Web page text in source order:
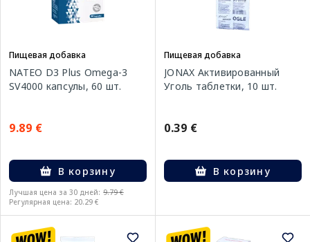
Пищевая добавка
NATEO D3 Plus Omega-3
SV4000 капсулы, 60 шт.
9.89 €
В корзину
Лучшая цена за 30 дней: 9.79 €
Регулярная цена: 20.29 €
Пищевая добавка
JONAX Активированный
Уголь таблетки, 10 шт.
0.39 €
В корзину